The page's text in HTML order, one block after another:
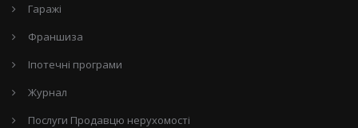
Гаражі
Франшиза
Іпотечні програми
Журнал
Послуги Продавцю нерухомості